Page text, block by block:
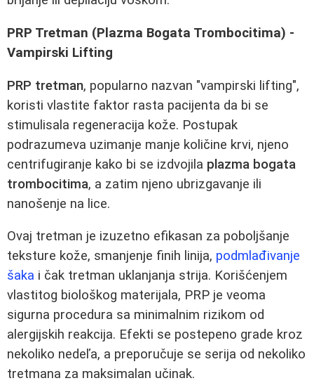
PRP Tretman (Plazma Bogata Trombocitima) -
Vampirski Lifting
PRP tretman, popularno nazvan "vampirski lifting",
koristi vlastite faktor rasta pacijenta da bi se
stimulisala regeneracija kože. Postupak
podrazumeva uzimanje manje količine krvi, njeno
centrifugiranje kako bi se izdvojila plazma bogata
trombocitima, a zatim njeno ubrizgavanje ili
nanošenje na lice.
Ovaj tretman je izuzetno efikasan za poboljšanje
teksture kože, smanjenje finih linija, podmlađivanje
šaka i čak tretman uklanjanja strija. Korišćenjem
vlastitog biološkog materijala, PRP je veoma
sigurna procedura sa minimalnim rizikom od
alergijskih reakcija. Efekti se postepeno grade kroz
nekoliko nedeľa, a preporučuje se serija od nekoliko
tretmana za maksimalan učinak.